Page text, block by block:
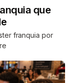
que
franquia por